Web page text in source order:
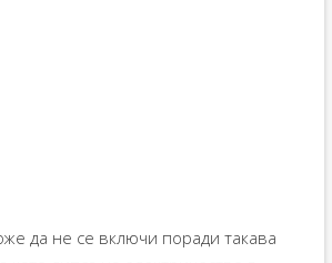
да не се включи поради такава